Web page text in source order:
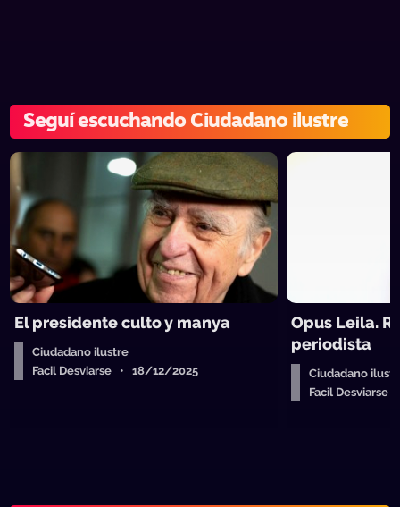
Seguí escuchando Ciudadano ilustre
El presidente culto y manya
Ciudadano ilustre
Facil Desviarse • 18/12/2025
Opus Leila.
periodista
Ciudadano
Facil Desviarse